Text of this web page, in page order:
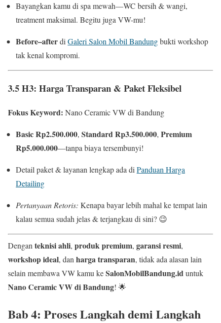
Bayangkan kamu di spa mewah—WC bersih & wangi,
treatment maksimal. Begitu juga VW-mu!
Before–afterdiGaleri Salon Mobil Bandungbukti workshop
tak kenal kompromi.
3.5 H3: Harga Transparan & Paket Fleksibel
Fokus Keyword: Nano Ceramic VW di Bandung
Basic Rp2.500.000, Standard Rp3.500.000, Premium
Rp5.000.000—tanpa biaya tersembunyi!
Detail paket & layanan lengkap ada di Panduan Harga
Detailing
Pertanyaan Retoris: Kenapa bayar lebih mahal ke tempat lain
kalau semua sudah jelas & terjangkau di sini? 😉
Dengan teknisi ahli, produk premium, garansi resmi,
workshop ideal, dan harga transparan, tidak ada alasan lain
selain membawa VW kamu keSalonMobilBandung.iduntuk
Nano Ceramic VW di Bandung! 🌟
Bab 4: Proses Langkah demi Langkah